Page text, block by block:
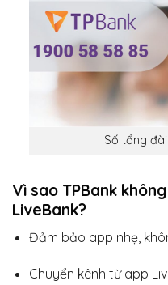
Số tổng
Vì sao TPBank
LiveBank?
Đảm bảo app nhẹ,
Chuyển kênh từ app